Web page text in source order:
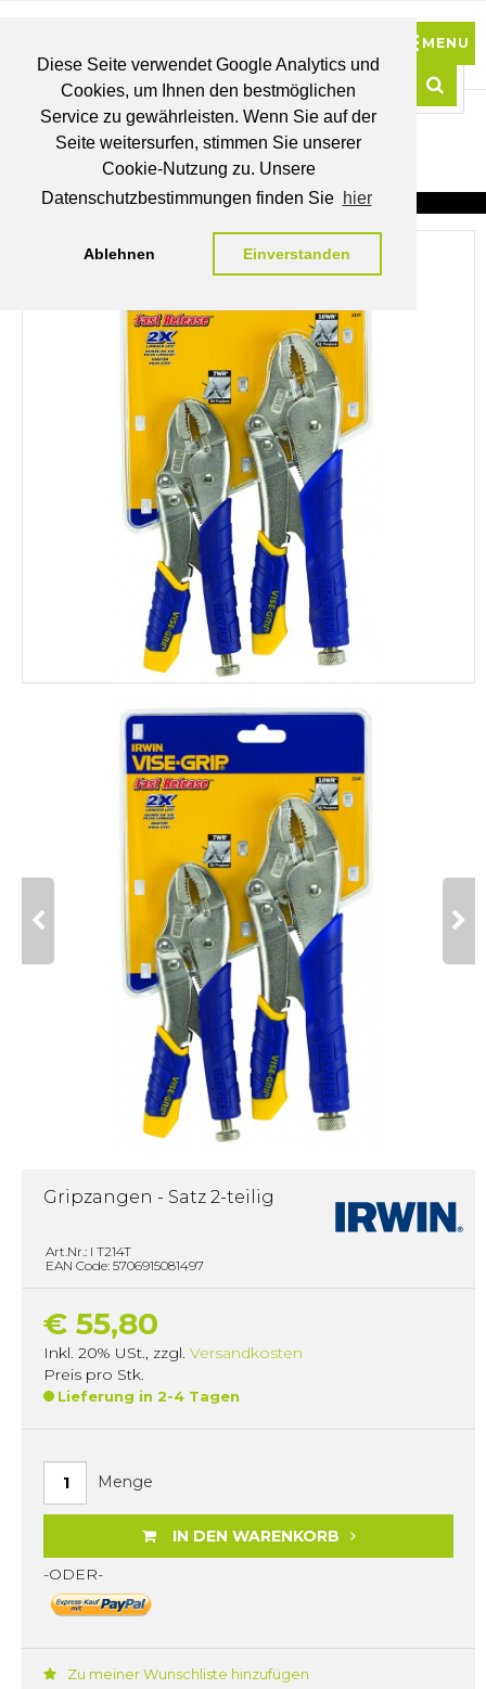
Diese Seite verwendet Google Analytics und
Cookies, um Ihnen den bestmöglichen
Service zu gewährleisten. Wenn Sie auf der
Seite weitersurfen, stimmen Sie unserer
Cookie-Nutzung zu. Unsere
Datenschutzbestimmungen finden Sie hier
Ablehnen Einverstanden
BRUTTO
PREISE
MEIN
WUNSCHLISTE
Gripzangen - Satz 2-teilig
Art.Nr.: I T214T
EAN Code: 5706915081497
€ 55,80
Inkl. 20% USt., zzgl. Versandkosten
Preis pro Stk.
Lieferung in 2-4 Tagen
Menge
IN DEN WARENKORB
-ODER-
Zu meiner Wunschliste hinzufügen